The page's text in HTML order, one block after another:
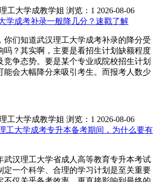
工大学成教学姐 浏览：1 2026-08-06
学成考补录一般降几分？速戳了解
们知道武汉理工大学成考补录的降分受
吗？其实啊，主要是看招生计划缺额程度
竞争态势。要是某个专业或院校招生计划
能会大幅降分来吸引考生。而报考人数少
工大学成教学姐 浏览：1 2026-08-06
工大学成考专升本备考期间，为什么要有
武汉理工大学省成人高等教育专升本考试
定一个科学、合理的学习计划是至关重要